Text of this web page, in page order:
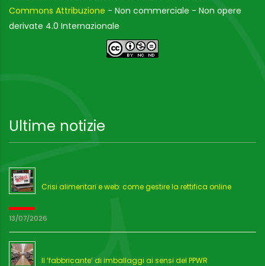
Commons Attribuzione - Non commerciale - Non opere
derivate 4.0 Internazionale
Ultime notizie
Crisi alimentari e web: come gestire la rettifica online
13/07/2026
Il ‘fabbricante’ di imballaggi ai sensi del PPWR